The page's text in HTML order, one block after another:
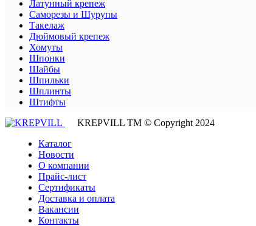
Латунный крепеж
Саморезы и Шурупы
Такелаж
Дюймовый крепеж
Хомуты
Шпонки
Шайбы
Шпильки
Шплинты
Штифты
KREPVILL ТМ © Copyright 2024
Каталог
Новости
О компании
Прайс-лист
Сертификаты
Доставка и оплата
Вакансии
Контакты